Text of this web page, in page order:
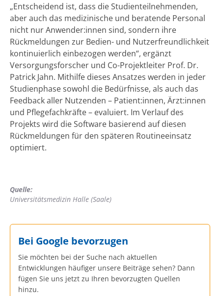
„Entscheidend ist, dass die Studienteilnehmenden,
aber auch das medizinische und beratende Personal
nicht nur Anwender:innen sind, sondern ihre
Rückmeldungen zur Bedien- und Nutzerfreundlichkeit
kontinuierlich einbezogen werden“, ergänzt
Versorgungsforscher und Co-Projektleiter Prof. Dr.
Patrick Jahn. Mithilfe dieses Ansatzes werden in jeder
Studienphase sowohl die Bedürfnisse, als auch das
Feedback aller Nutzenden – Patient:innen, Ärzt:innen
und Pflegefachkräfte – evaluiert. Im Verlauf des
Projekts wird die Software basierend auf diesen
Rückmeldungen für den späteren Routineeinsatz
optimiert.
Quelle:
Universitätsmedizin Halle (Saale)
Bei Google bevorzugen
Sie möchten bei der Suche nach aktuellen
Entwicklungen häufiger unsere Beiträge sehen? Dann
fügen Sie uns jetzt zu Ihren bevorzugten Quellen
hinzu.